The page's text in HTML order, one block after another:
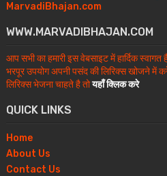
MarvadiBhajan.com
WWW.MARVADIBHAJAN.COM
आप सभी का हमारी इस वेबसाइट में हार्दिक
भरपूर उपयोग अपनी पसंद की लिरिक्स खोजने
लिरिक्स भेजना चाहते है तोयहाँ क्लिक करे
QUICK LINKS
Home
About Us
Contact Us